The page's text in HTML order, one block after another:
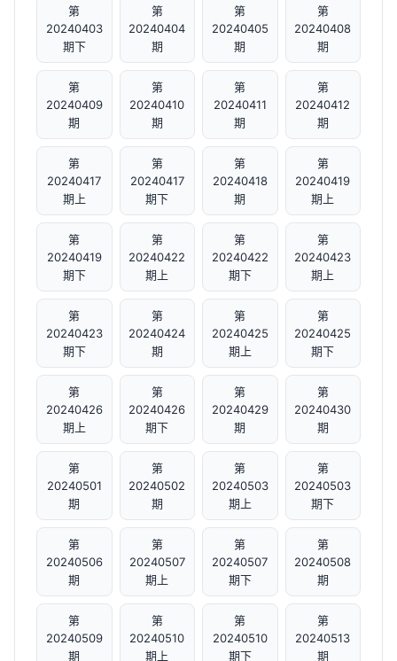
第
20240403
期下
第
20240404
期
第
20240405
期
第
20240408
期
第
20240409
期
第
20240410
期
第
20240411
期
第
20240412
期
第
20240417
期上
第
20240417
期下
第
20240418
期
第
20240419
期上
第
20240419
期下
第
20240422
期上
第
20240422
期下
第
20240423
期上
第
20240423
期下
第
20240424
期
第
20240425
期上
第
20240425
期下
第
20240426
期上
第
20240426
期下
第
20240429
期
第
20240430
期
第
20240501
期
第
20240502
期
第
20240503
期上
第
20240503
期下
第
20240506
期
第
20240507
期上
第
20240507
期下
第
20240508
期
第
20240509
期
第
20240510
期上
第
20240510
期下
第
20240513
期